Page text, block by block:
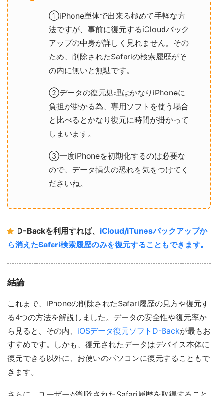
①iPhone単体で出来る極めて手軽な方
法ですが、事前に復元するiCloudバック
アップの中身が詳しく見れません。その
ため、削除されたSafariの検索履歴がそ
の内に無いと無駄です。
②データの復元処理はかなりiPhoneに
負担が掛かる為、専用ソフトを使う場合
と比べるとかなり復元に時間が掛かって
しまいます。
③一度iPhoneを初期化するのは必要な
ので、データ損失の恐れを気をつけてく
ださいね。
D-Backを利用すれば、 iCloud/iTunesバックアップか
ら消えたSafari検索履歴のみを復元することもできます。
結論
これまで、iPhoneの削除されたSafari履歴の見方や復元す
る4つの方法を解説しました。データの安全性や復元率か
ら見ると、その内、 iOSデータ復元ソフトD-Backが最もお
すすめです。しかも、復元されたデータはデバイス本体に
復元できる以外に、お使いのパソコンに復元することもで
きます。